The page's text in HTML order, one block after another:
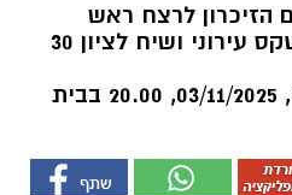
הזיכרון לרצח ראש
הממשלה יצחק רבין בטקס עירוני ושיח לציון 30
האירוע ייערך ביום שני, 03/11/2025, 20.00 בבית